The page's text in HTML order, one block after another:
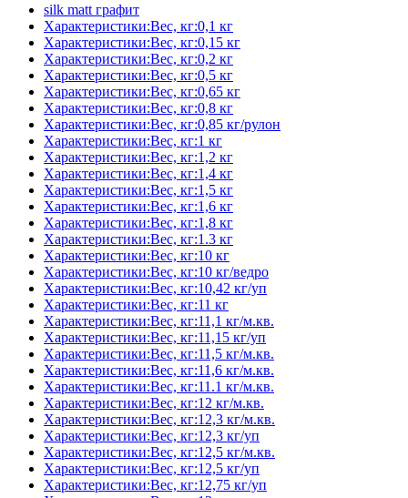
silk matt графит
Характеристики:Вес, кг:0,1 кг
Характеристики:Вес, кг:0,15 кг
Характеристики:Вес, кг:0,2 кг
Характеристики:Вес, кг:0,5 кг
Характеристики:Вес, кг:0,65 кг
Характеристики:Вес, кг:0,8 кг
Характеристики:Вес, кг:0,85 кг/рулон
Характеристики:Вес, кг:1 кг
Характеристики:Вес, кг:1,2 кг
Характеристики:Вес, кг:1,4 кг
Характеристики:Вес, кг:1,5 кг
Характеристики:Вес, кг:1,6 кг
Характеристики:Вес, кг:1,8 кг
Характеристики:Вес, кг:1.3 кг
Характеристики:Вес, кг:10 кг
Характеристики:Вес, кг:10 кг/ведро
Характеристики:Вес, кг:10,42 кг/уп
Характеристики:Вес, кг:11 кг
Характеристики:Вес, кг:11,1 кг/м.кв.
Характеристики:Вес, кг:11,15 кг/уп
Характеристики:Вес, кг:11,5 кг/м.кв.
Характеристики:Вес, кг:11,6 кг/м.кв.
Характеристики:Вес, кг:11.1 кг/м.кв.
Характеристики:Вес, кг:12 кг/м.кв.
Характеристики:Вес, кг:12,3 кг/м.кв.
Характеристики:Вес, кг:12,3 кг/уп
Характеристики:Вес, кг:12,5 кг/м.кв.
Характеристики:Вес, кг:12,5 кг/уп
Характеристики:Вес, кг:12,75 кг/уп